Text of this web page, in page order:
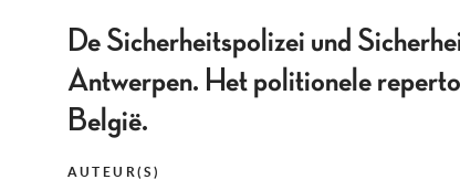
De Sicherheitspolizei und
Antwerpen. Het politionele
België.
AUTEUR(S)